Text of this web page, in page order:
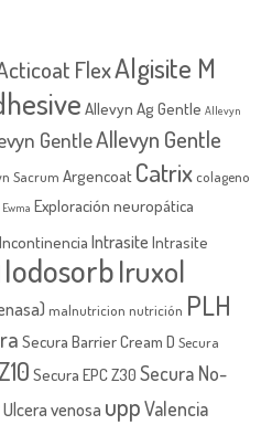
FlexAlgisite M
Allevyn Ag Gentle Allevyn
GentleAllevyn Gentle
Sacrum Argencoat Catrix colageno
Ewma Exploración neuropática
Incontinencia Intrasite Intrasite
IodosorbIruxol
malnutricion nutrición PLH
Secura Barrier Cream D Secura
Secura EPC Z30 Secura No-
Ulcera venosa uppValencia